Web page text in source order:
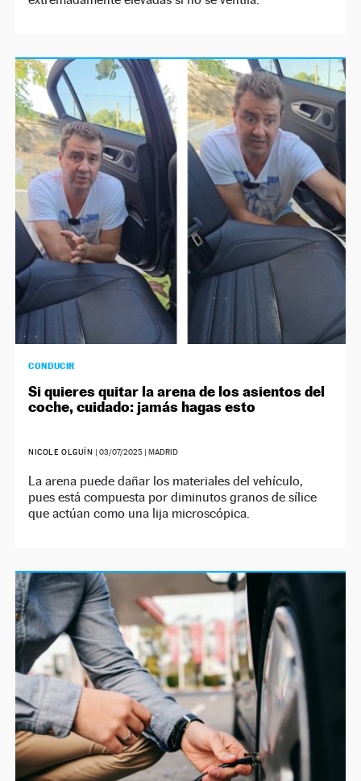
CONDUCIR
Si quieres quitar la arena de los asientos del
coche, cuidado: jamás hagas esto
NICOLE OLGUÍN | 03/07/2025| MADRID
La arena puede dañar los materiales del vehículo,
pues está compuesta por diminutos granos de sílice
que actúan como una lija microscópica.